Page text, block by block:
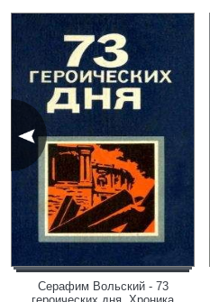
Серафим Вольский - 73